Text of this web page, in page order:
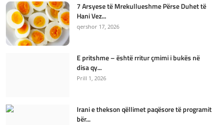
7 Arsyese të Mrekullueshme Përse Duhet të
Hani Vez...
qershor 17, 2026
E pritshme – është rritur çmimi i bukës në
disa qy...
Prill 1, 2026
Irani e thekson qëllimet paqësore të programit
bër...